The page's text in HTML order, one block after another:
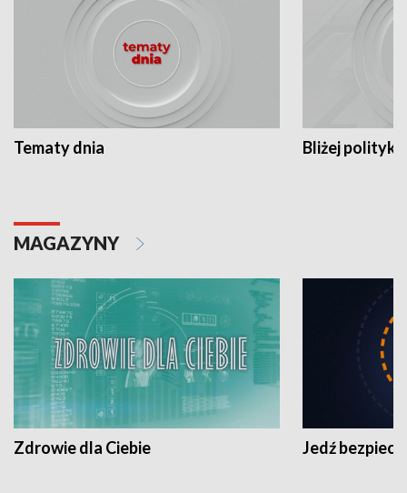
Tematy dnia Bliżej polityki
MAGAZYNY
Zdrowie dla Ciebie Jedź